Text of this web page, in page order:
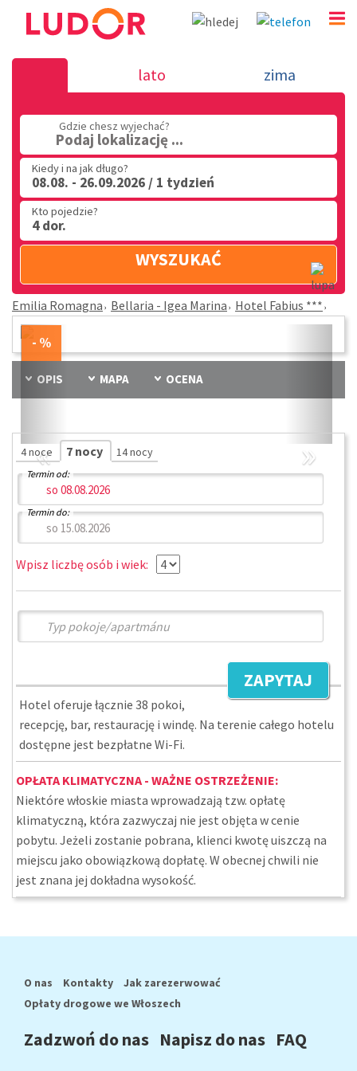
Hotel Fabius *** - Bellaria - Igea Marina - Emilia
(32) 720 60 56
lato zima
Gdzie chesz wyjechać?
Podaj lokalizację ...
Kiedy i na jak długo?
08.08. - 26.09.2026 / 1 tydzień
Kto pojedzie?
4 dor.
WYSZUKAĆ
Emilia Romagna Bellaria - Igea Marina Hotel Fabius ***
« »
OPIS MAPA OCENA
4 noce 7 nocy 14 nocy
Termin od:
Termin do:
Wpisz liczbę osób i wiek:
ZAPYTAJ
Hotel oferuje łącznie 38 pokoi,
recepcję, bar, restaurację i windę. Na terenie całego hotelu
dostępne jest bezpłatne Wi-Fi.
OPŁATA KLIMATYCZNA - WAŻNE OSTRZEŻENIE:
Niektóre włoskie miasta wprowadzają tzw. opłatę
klimatyczną, która zazwyczaj nie jest objęta w cenie
pobytu. Jeżeli zostanie pobrana, klienci kwotę uiszczą na
miejscu jako obowiązkową dopłatę. W obecnej chwili nie
jest znana jej dokładna wysokość.
O nas Kontakty
Jak zarezerwować
Opłaty drogowe we Włoszech
Zadzwoń do nas Napisz do nas FAQ